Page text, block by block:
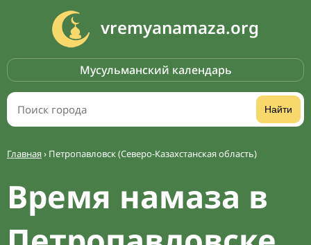
vremyanamaza.org
Мусульманский календарь
Найти
Главная› Петропавловск (Северо-Казахстанская область)
Время намаза в